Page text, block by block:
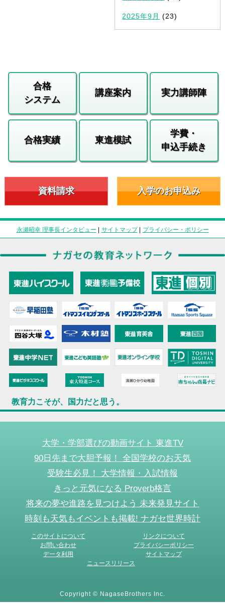
2025年9月 (23)
合格
システム
講座案内 実力講師陣
合格実績 東進模試
学費・
申込手続き
資料請求 入学のお申込み
永瀬昭幸 理事長インタビュー | サイトマップ| プライバシー・ポリシー
教育力こそが、国力だと思う。
大学・学部選びの動画サイト 東進TV
90日先まで大胆予報！ 全国学校のお天気
受験生必見！ 大学情報・入試情報
きっと元気になる Proverb格言
将来の夢や進路を見つけよう 未来発見サイト
時刻も天気もイベントも掲載! ナガセ世界時計
このサイトについて
リンクについて
お問い合わせ
プライバシーポリシー
データ利用
サイトマップ
ニュースリリース
Copyright © NagaseBrothers Inc.